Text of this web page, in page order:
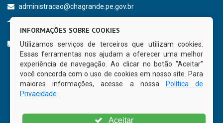
administracao@chagrande.pe.gov.br
CURTA NOSSA FAN PAGE
INFORMAÇÕES SOBRE COOKIES
Utilizamos serviços de terceiros que utilizam cookies.
Essas ferramentas nos ajudam a oferecer uma melhor
experiência de navegação. Ao clicar no botão “Aceitar”
você concorda com o uso de cookies em nosso site. Para
maiores informações, acesse a nossa
Política de
Privacidade
Aceitar